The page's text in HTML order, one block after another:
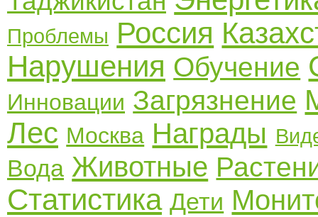
Проблемы Россия
Нарушения Обучение
Инновации Загрязнение
Лес Москва Награды
Вода Животные
Статистика Дети